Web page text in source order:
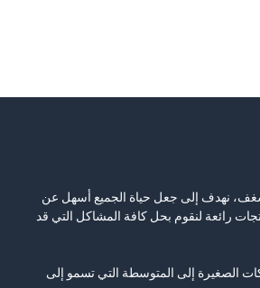
نهدف إلى جعل حياة الجميع أسهل عن
رائعة لنقوم بحل كافة المشاكل التي قد
الصغيرة إلى المتوسطة التي تسمو إلى